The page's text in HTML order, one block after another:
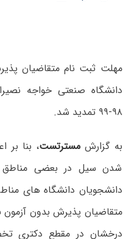
مهلت ثبت نام متقاضیان
دانشگاه صنعتی خواجه
۹۸-۹۹ تمدید شد.
به گزارش مسترتست، بنا بر
شدن سیل در بعضی مناطق
دانشجویان دانشگاه های
متقاضیان پذیرش بدون آزمون
درخشان در مقطع دکتری